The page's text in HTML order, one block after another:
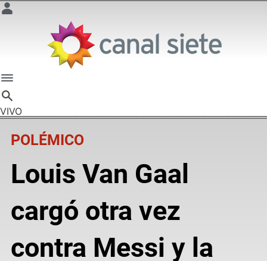
VIVO
POLÉMICO
Louis Van Gaal
cargó otra vez
contra Messi y la